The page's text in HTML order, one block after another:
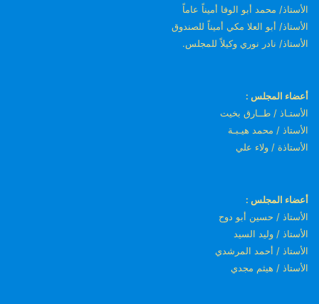
الأستاذ/ محمد أبو الوفا أميناً عاماً
الأستاذ/ أبو العلا مكي أميناً للصندوق
الأستاذ/ نادر نوري وكيلاً للمجلس.
أعضاء المجلس :
الأستـاذ / طــارق بخيت
الأستاذ / محمد هيـبـة
الأستاذة / ولاء علي
أعضاء المجلس :
الأستاذ / حسين أبو دوح
الأستاذ / وليد السيد
الأستاذ / أحمد المرشدي
الأستاذ / هيثم مجدي